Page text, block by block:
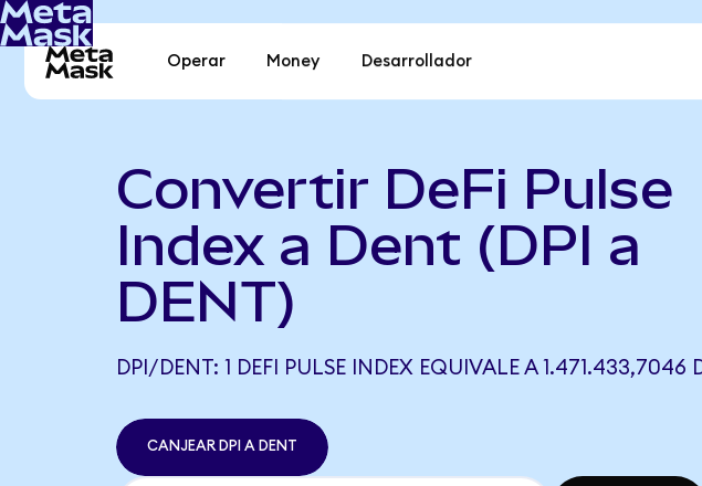
Operar Money Desarrollador
Convertir DeFi Pulse
Index a Dent (DPI a
DENT)
DPI/DENT: 1 DEFI PULSE INDEX EQUIVALE A 1.471.433,7046
CANJEAR DPI A DENT